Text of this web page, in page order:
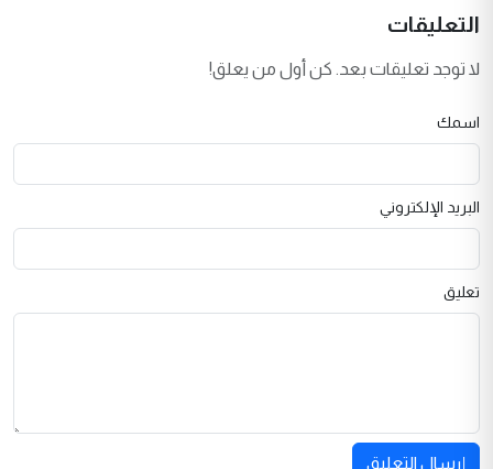
التعليقات
لا توجد تعليقات بعد. كن أول من يعلق!
اسمك
البريد الإلكتروني
تعليق
إرسال التعليق